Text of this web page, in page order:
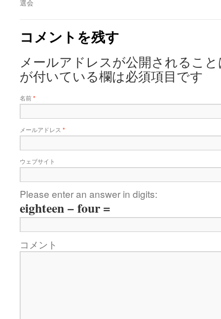
選会
コメントを残す
メールアドレスが公開されるこ
が付いている欄は必須項目です
名前*
メールアドレス *
ウェブサイト
Please enter an answer in digits:
eighteen − four =
コメント